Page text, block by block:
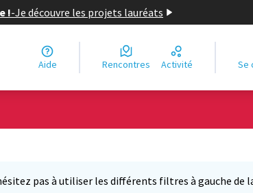
!-Je découvre les projets lauréats
Aide Rencontres Activité
pas à utiliser les différents filtres à gauche de